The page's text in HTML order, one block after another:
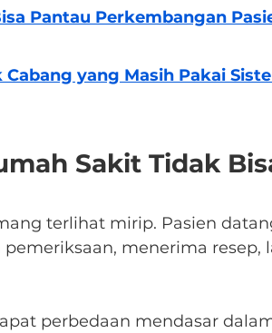
Pantau Perkembangan
yang Masih Pakai
Sakit Tidak
terlihat mirip. Pasien
menerima resep,
perbedaan mendasar